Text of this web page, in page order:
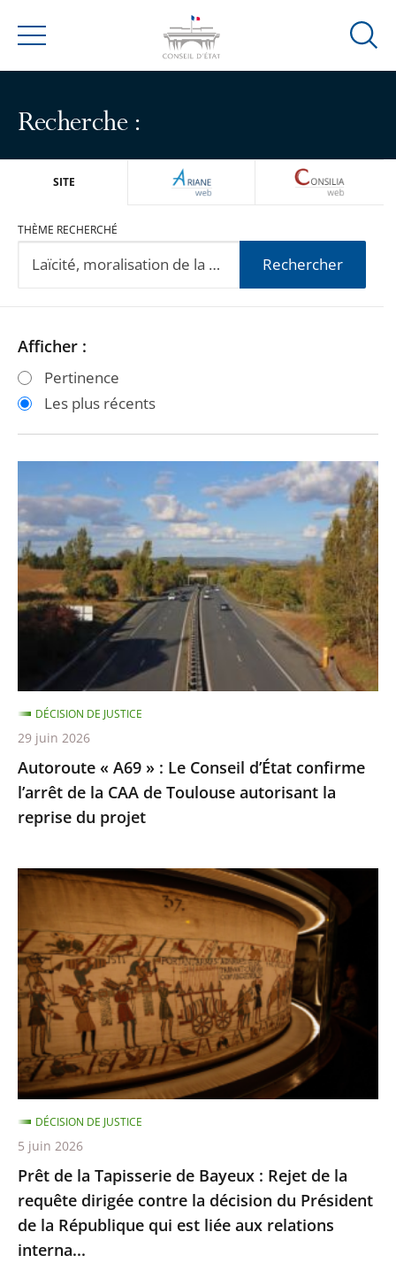
Menu
Ouvrir
Recherche :
SITE ARIANEWEB
THÈME RECHERCHÉ
Rechercher
Passer
les
filtres
Passer
les
filtres
Afficher :
Pertinence
Les plus récents
«
A69
»
:
Le
Conseil
confirme
l’arrêt
de
la
CAA
de
Toulouse
la
reprise
projet
Autoroute « A69 » : Le Conseil d’État confirme
l’arrêt de la CAA de Toulouse autorisant la
reprise du projet
DÉCISION DE JUSTICE
29 juin 2026
Prêt
la
Tapisserie
de
Bayeux
:
Rejet
de
la
requête
dirigée
contre
la
décision
du
Prêt de la Tapisserie de Bayeux : Rejet de la
requête dirigée contre la décision du Président
de la République qui est liée aux relations
interna...
DÉCISION DE JUSTICE
5 juin 2026